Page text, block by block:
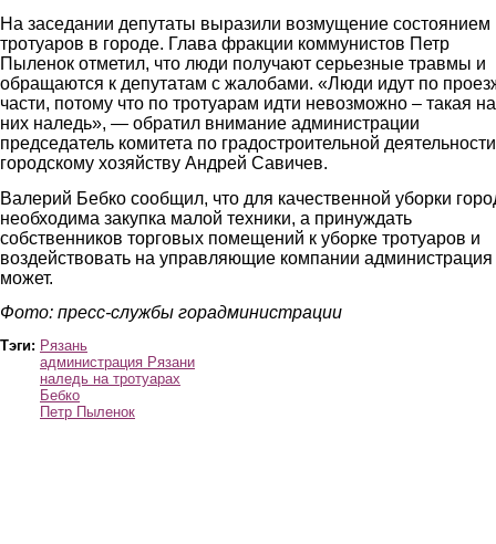
На заседании депутаты выразили возмущение состоянием
тротуаров в городе. Глава фракции коммунистов Петр
Пыленок отметил, что люди получают серьезные травмы и
обращаются к депутатам с жалобами. «Люди идут по
части, потому что по тротуарам идти невозможно – такая на
них наледь», — обратил внимание администрации
председатель комитета по градостроительной
городскому хозяйству Андрей Савичев.
Валерий Бебко сообщил, что для качественной уборки
необходима закупка малой техники, а принуждать
собственников торговых помещений к уборке тротуаров и
воздействовать на управляющие компании администрация
может.
Фото: пресс-службы горадминистрации
Тэги: Рязань
администрация Рязани
наледь на тротуарах
Бебко
Петр Пыленок